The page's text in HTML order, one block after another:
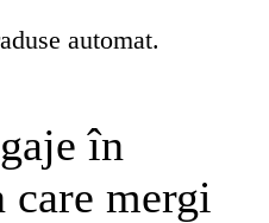
automat.
în
care mergi